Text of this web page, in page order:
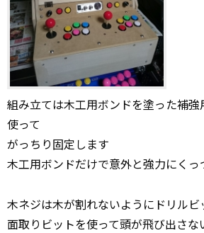
組み立ては木工用ボンドを塗った補
使って
がっちり固定します
木工用ボンドだけで意外と強力にくっ
木ネジは木が割れないようにドリル
面取りビットを使って頭が飛び出さな